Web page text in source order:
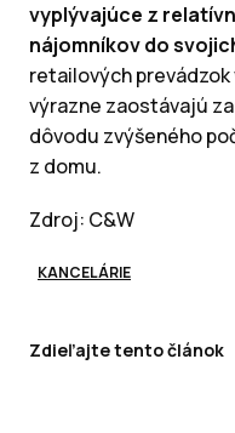
vyplývajúce z
nájomníkov do
retailových
výrazne zaostávajú
dôvodu zvýšeného
z domu.
Zdroj: C&W
KANCELÁRIE
Zdieľajte tento článok